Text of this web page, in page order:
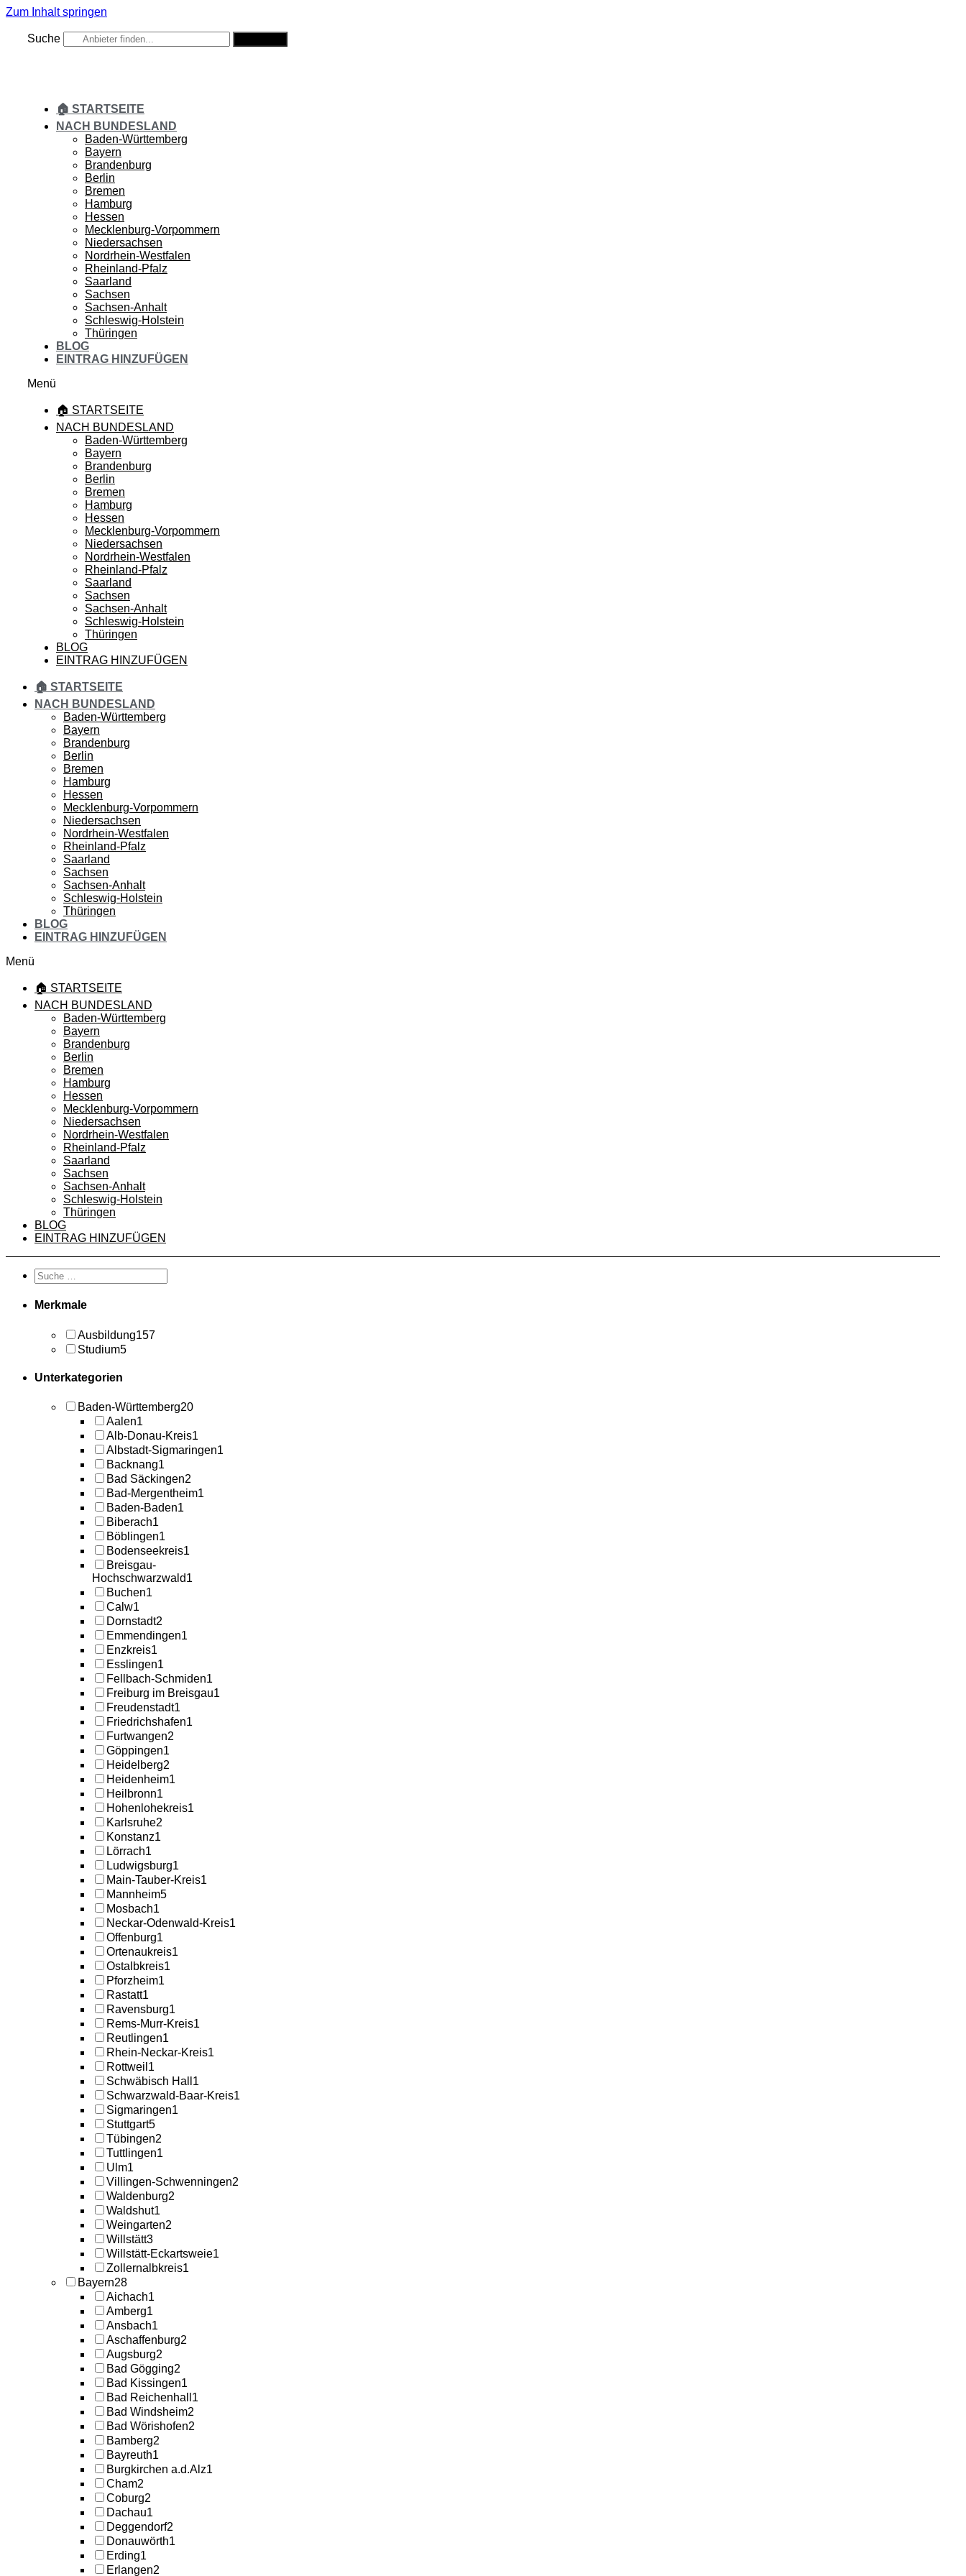
Zum Inhalt springen
Suche
🏠 STARTSEITE
NACH BUNDESLAND
Baden-Württemberg
Bayern
Brandenburg
Berlin
Bremen
Hamburg
Hessen
Mecklenburg-Vorpommern
Niedersachsen
Nordrhein-Westfalen
Rheinland-Pfalz
Saarland
Sachsen
Sachsen-Anhalt
Schleswig-Holstein
Thüringen
BLOG
EINTRAG HINZUFÜGEN
Menü
🏠 STARTSEITE
NACH BUNDESLAND
Baden-Württemberg
Bayern
Brandenburg
Berlin
Bremen
Hamburg
Hessen
Mecklenburg-Vorpommern
Niedersachsen
Nordrhein-Westfalen
Rheinland-Pfalz
Saarland
Sachsen
Sachsen-Anhalt
Schleswig-Holstein
Thüringen
BLOG
EINTRAG HINZUFÜGEN
🏠 STARTSEITE
NACH BUNDESLAND
Baden-Württemberg
Bayern
Brandenburg
Berlin
Bremen
Hamburg
Hessen
Mecklenburg-Vorpommern
Niedersachsen
Nordrhein-Westfalen
Rheinland-Pfalz
Saarland
Sachsen
Sachsen-Anhalt
Schleswig-Holstein
Thüringen
BLOG
EINTRAG HINZUFÜGEN
Menü
🏠 STARTSEITE
NACH BUNDESLAND
Baden-Württemberg
Bayern
Brandenburg
Berlin
Bremen
Hamburg
Hessen
Mecklenburg-Vorpommern
Niedersachsen
Nordrhein-Westfalen
Rheinland-Pfalz
Saarland
Sachsen
Sachsen-Anhalt
Schleswig-Holstein
Thüringen
BLOG
EINTRAG HINZUFÜGEN
Merkmale
Ausbildung157
Studium5
Unterkategorien
Baden-Württemberg20
Aalen1
Alb-Donau-Kreis1
Albstadt-Sigmaringen1
Backnang1
Bad Säckingen2
Bad-Mergentheim1
Baden-Baden1
Biberach1
Böblingen1
Bodenseekreis1
Breisgau-
Hochschwarzwald1
Buchen1
Calw1
Dornstadt2
Emmendingen1
Enzkreis1
Esslingen1
Fellbach-Schmiden1
Freiburg im Breisgau1
Freudenstadt1
Friedrichshafen1
Furtwangen2
Göppingen1
Heidelberg2
Heidenheim1
Heilbronn1
Hohenlohekreis1
Karlsruhe2
Konstanz1
Lörrach1
Ludwigsburg1
Main-Tauber-Kreis1
Mannheim5
Mosbach1
Neckar-Odenwald-Kreis1
Offenburg1
Ortenaukreis1
Ostalbkreis1
Pforzheim1
Rastatt1
Ravensburg1
Rems-Murr-Kreis1
Reutlingen1
Rhein-Neckar-Kreis1
Rottweil 1
Schwäbisch Hall 1
Schwarzwald-Baar-Kreis1
Sigmaringen1
Stuttgart5
Tübingen2
Tuttlingen1
Ulm1
Villingen-Schwenningen2
Waldenburg2
Waldshut1
Weingarten2
Willstätt3
Willstätt-Eckartsweie1
Zollernalbkreis1
Bayern28
Aichach1
Amberg1
Ansbach1
Aschaffenburg2
Augsburg2
Bad Gögging2
Bad Kissingen1
Bad Reichenhall 1
Bad Windsheim2
Bad Wörishofen2
Bamberg2
Bayreuth1
Burgkirchen a.d.Alz1
Cham2
Coburg2
Dachau1
Deggendorf2
Donauwörth1
Erding1
Erlangen2